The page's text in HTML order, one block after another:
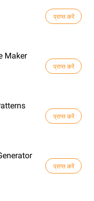
प्राप्त करें
Maker
प्राप्त करें
प्राप्त करें
प्राप्त करें